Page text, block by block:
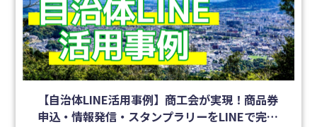
【自治体LINE活用事例】商工会が実現！商品券
申込・情報発信・スタンプラリーをLINEで完結